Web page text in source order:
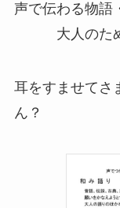
声で伝わる物語
大人のため
耳をすませてさ
ん？